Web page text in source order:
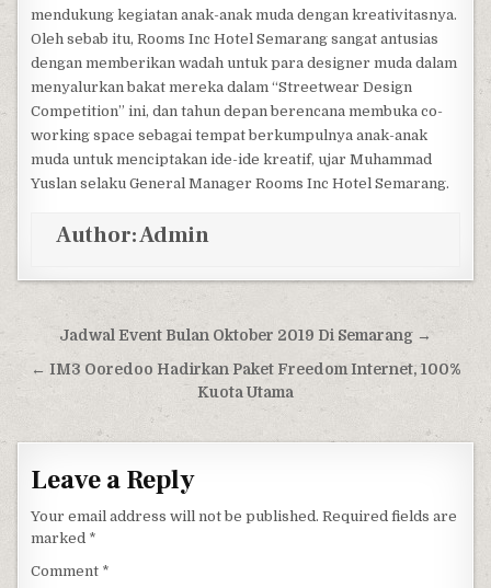
mendukung kegiatan anak-anak muda dengan kreativitasnya.
Oleh sebab itu, Rooms Inc Hotel Semarang sangat antusias
dengan memberikan wadah untuk para designer muda dalam
menyalurkan bakat mereka dalam “Streetwear Design
Competition” ini, dan tahun depan berencana membuka co-
working space sebagai tempat berkumpulnya anak-anak
muda untuk menciptakan ide-ide kreatif, ujar Muhammad
Yuslan selaku General Manager Rooms Inc Hotel Semarang.
Author:Admin
Post navigation
Jadwal Event Bulan Oktober 2019 Di Semarang →
← IM3 Ooredoo Hadirkan Paket Freedom Internet, 100%
Kuota Utama
Leave a Reply
Your email address will not be published. Required fields are
marked *
Comment *